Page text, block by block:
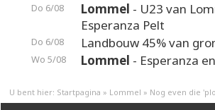
Do 6/08 Lommel - U23 van
Esperanza Pelt
Do 6/08 Landbouw 45% van
Wo 5/08 Lommel - Esperanza
U bent hier: Startpagina » Lommel » Nog even die